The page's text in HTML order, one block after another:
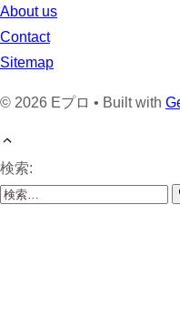
About us
Contact
Sitemap
© 2026 Eプロ • Built with
検索: